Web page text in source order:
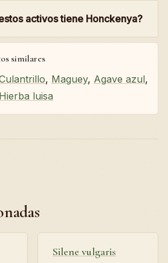
activos tiene Honckenya?
similares
, Maguey, Agave azul,
Hierba luisa
Silene vulgaris